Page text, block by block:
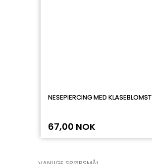
NESEPIERCING MED KLASEBLOMST
67,00 NOK